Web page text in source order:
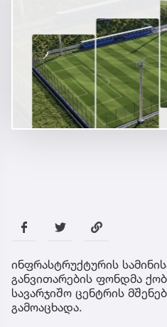
ინფრასტრუქტურის
განვითარების ფონდმა
სავარჯიშო ცენტრის
გამოაცხადა.